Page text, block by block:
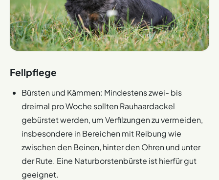
Fellpflege
Bürsten und Kämmen: Mindestens zwei- bis
dreimal pro Woche sollten Rauhaardackel
gebürstet werden, um Verfilzungen zu vermeiden,
insbesondere in Bereichen mit Reibung wie
zwischen den Beinen, hinter den Ohren und unter
der Rute. Eine Naturborstenbürste ist hierfür gut
geeignet.